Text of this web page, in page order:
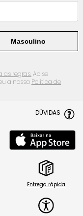
Masculino
as regras.Ao se
a nossa Política de
DÚVIDAS
Entrega rápida